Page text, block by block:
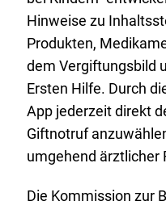
Hinweise zu
Produkten,
dem Vergiftungsbild
Ersten Hilfe. Durch
App jederzeit direkt
Giftnotruf
umgehend ärztlicher
Die Kommission zur